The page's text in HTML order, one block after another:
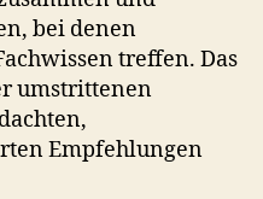
bei denen
treffen. Das
umstrittenen
Empfehlungen